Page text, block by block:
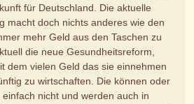
für Deutschland. Die aktuelle
macht doch nichts anderes wie den
mehr Geld aus den Taschen zu
die neue Gesundheitsreform,
dem vielen Geld das sie einnehmen
zu wirtschaften. Die können oder
einfach nicht und werden auch in